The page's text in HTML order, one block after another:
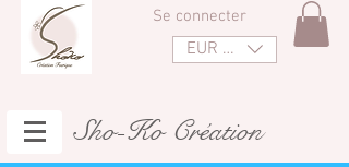
Se connecter
EUR (€)
Sho-Ko Création